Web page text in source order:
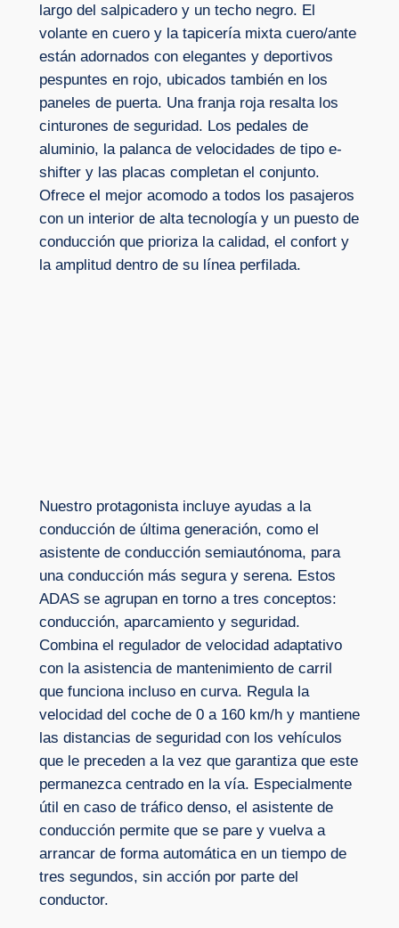
largo del salpicadero y un techo negro. El
volante en cuero y la tapicería mixta cuero/ante
están adornados con elegantes y deportivos
pespuntes en rojo, ubicados también en los
paneles de puerta. Una franja roja resalta los
cinturones de seguridad. Los pedales de
aluminio, la palanca de velocidades de tipo e-
shifter y las placas completan el conjunto.
Ofrece el mejor acomodo a todos los pasajeros
con un interior de alta tecnología y un puesto de
conducción que prioriza la calidad, el confort y
la amplitud dentro de su línea perfilada.
Nuestro protagonista incluye ayudas a la
conducción de última generación, como el
asistente de conducción semiautónoma, para
una conducción más segura y serena. Estos
ADAS se agrupan en torno a tres conceptos:
conducción, aparcamiento y seguridad.
Combina el regulador de velocidad adaptativo
con la asistencia de mantenimiento de carril
que funciona incluso en curva. Regula la
velocidad del coche de 0 a 160 km/h y mantiene
las distancias de seguridad con los vehículos
que le preceden a la vez que garantiza que este
permanezca centrado en la vía. Especialmente
útil en caso de tráfico denso, el asistente de
conducción permite que se pare y vuelva a
arrancar de forma automática en un tiempo de
tres segundos, sin acción por parte del
conductor.